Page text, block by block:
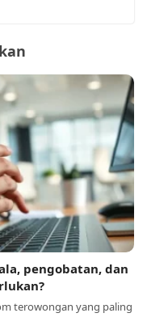
pengobatan, dan
terowongan yang paling